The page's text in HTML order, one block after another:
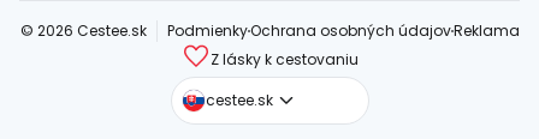
© 2026 Cestee.sk PodmienkyOchrana osobných údajovReklama
Z lásky k cestovaniu
cestee.sk
cestee.com
cestee.pl